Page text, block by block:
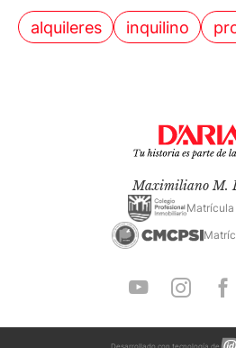
alquileres inquilino
Maximiliano M.
Matrícula
Desarrollado con tecnología de